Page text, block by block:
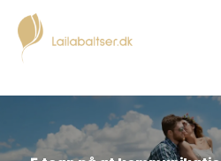
indholdet